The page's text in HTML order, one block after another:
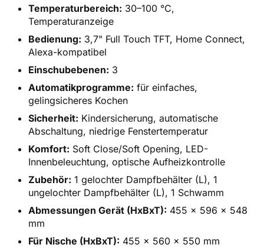
Temperaturbereich: 30–100 °C,
Temperaturanzeige
Bedienung: 3,7" Full Touch TFT, Home Connect,
Alexa-kompatibel
Einschubebenen: 3
Automatikprogramme: für einfaches,
gelingsicheres Kochen
Sicherheit: Kindersicherung, automatische
Abschaltung, niedrige Fenstertemperatur
Komfort: Soft Close/Soft Opening, LED-
Innenbeleuchtung, optische Aufheizkontrolle
Zubehör: 1 gelochter Dampfbehälter (L), 1
ungelochter Dampfbehälter (L), 1 Schwamm
Abmessungen Gerät (HxBxT): 455 x 596 x 548
mm
Für Nische (HxBxT): 455 x 560 x 550 mm